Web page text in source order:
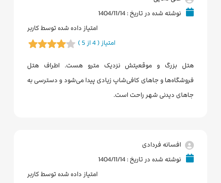
نوشته شده در تاریخ : 1404/11/14
امتیاز داده شده توسط کاربر
امتیاز ( 4 از 5 )
هتل بزرگ و موقعیتش نزدیک مترو هست. اطراف هتل
فروشگاه‌ها و جاهای کافی‌شاپ زیادی پیدا می‌شود و دسترسی به
جاهای دیدنی شهر راحت است.
افسانه فردادی
نوشته شده در تاریخ : 1404/11/14
امتیاز داده شده توسط کاربر